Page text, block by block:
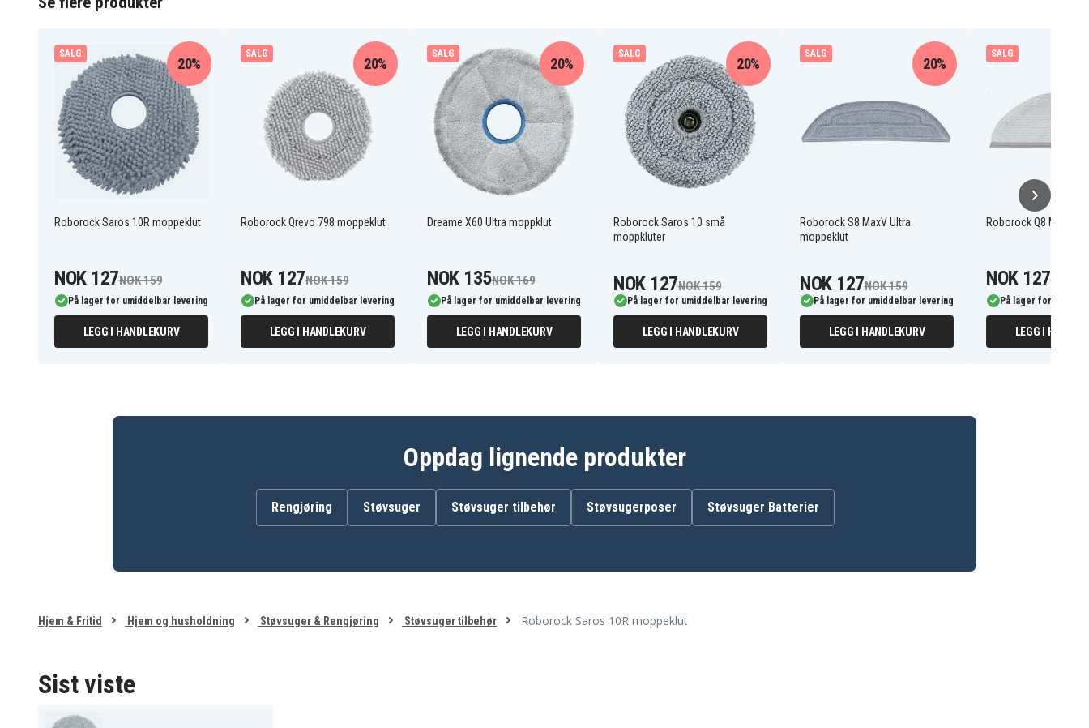
Mykt tekstil beskytter gulvoverflaten
Artikkelnr SNRS10R004
Produkttype Støvsuger tilbehør
SALG
Roborock Saros 10R moppeklut
20%
NOK 127NOK 159
På lager for umiddelbar levering
LEGG I HANDLEKURV
SALG
Roborock Qrevo 798 moppeklut
20%
NOK 127NOK 159
På lager for umiddelbar levering
LEGG I HANDLEKURV
SALG
Dreame X60 Ultra moppklut
20%
NOK 135NOK 169
På lager for umiddelbar levering
LEGG I HANDLEKURV
SALG
Roborock Saros 10 små
moppkluter
20%
NOK 127NOK 159
På lager for umiddelbar levering
LEGG I HANDLEKURV
SALG
Roborock S8 MaxV Ultra
moppeklut
20%
NOK 127NOK 159
På lager for umiddelbar levering
LEGG I HANDLEKURV
SALG
Roborock Q8 Max
NOK 127NOK
På lager for
LEGG I
Oppdag lignende produkter
Rengjøring Støvsuger Støvsuger tilbehør Støvsugerposer Støvsuger Batterier
Hjem & Fritid Hjem og husholdning Støvsuger & Rengjøring Støvsuger tilbehør Roborock Saros 10R moppeklut
Sist viste